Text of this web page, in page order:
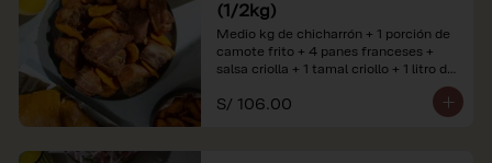
(1/2kg)
Medio kg de chicharrón + 1 porción de
camote frito + 4 panes franceses +
salsa criolla + 1 tamal criollo + 1 litro de
*Nuestros precios están expresados en
S/ 106.00